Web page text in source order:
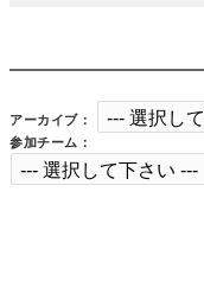
アーカイブ：
参加チーム：